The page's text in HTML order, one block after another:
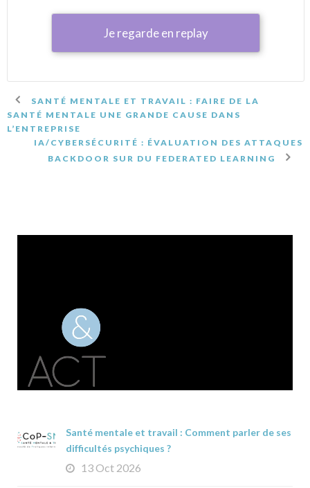
Je regarde en replay
SANTÉ MENTALE ET TRAVAIL : FAIRE DE LA
SANTÉ MENTALE UNE GRANDE CAUSE DANS
L’ENTREPRISE
IA/CYBERSÉCURITÉ : ÉVALUATION DES ATTAQUES
BACKDOOR SUR DU FEDERATED LEARNING
Santé mentale et travail : Comment parler de ses
difficultés psychiques ?
13 Oct 2026